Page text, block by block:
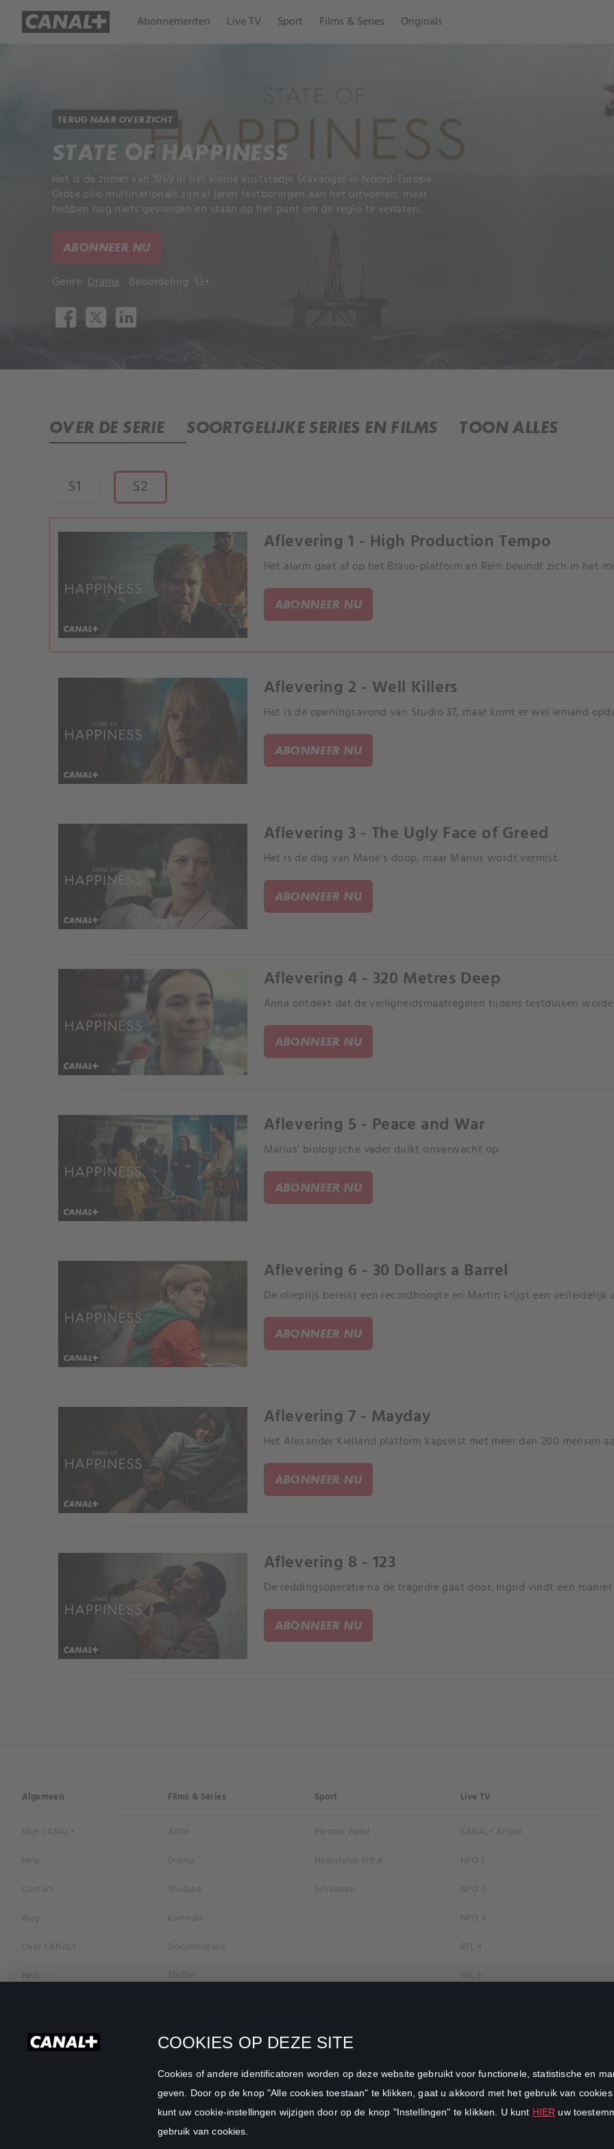
COOKIES OP DEZE SITE
Cookies of andere identificatoren worden op deze website gebruikt voor functionele, statistische en
geven. Door op de knop "Alle cookies toestaan" te klikken, gaat u akkoord met het gebruik van
kunt uw cookie-instellingen wijzigen door op de knop "Instellingen" te klikken. U kunt HIER uw
gebruik van cookies.
Abonnementen Live TV Sport Films & Series Originals
TERUG NAAR OVERZICHT
STATE OF HAPPINESS
Het is de zomer van 1969 in het kleine kuststadje Stavanger in Noord-Europa.
Grote olie-multinationals zijn al jaren testboringen aan het uitvoeren, maar
hebben nog niets gevonden en staan op het punt om de regio te verlaten.
ABONNEER NU
Genre: Drama Beoordeling: 12+
OVER DE SERIE SOORTGELIJKE SERIES EN FILMS TOON ALLES
S1 S2
Aflevering 1 - High Production Tempo
Het alarm gaat af op het Bravo-platform en Rein bevindt zich in het
ABONNEER NU
Aflevering 2 - Well Killers
Het is de openingsavond van Studio 37, maar komt er wel iemand
ABONNEER NU
Aflevering 3 - The Ugly Face of Greed
Het is de dag van Marie's doop, maar Marius wordt vermist.
ABONNEER NU
Aflevering 4 - 320 Metres Deep
Anna ontdekt dat de veiligheidsmaatregelen tijdens testduiken
ABONNEER NU
Aflevering 5 - Peace and War
Marius' biologische vader duikt onverwacht op.
ABONNEER NU
Aflevering 6 - 30 Dollars a Barrel
De olieprijs bereikt een recordhoogte en Martin krijgt een verleidelijk
ABONNEER NU
Aflevering 7 - Mayday
Het Alexander Kielland platform kapseist met meer dan 200 mensen
ABONNEER NU
Aflevering 8 - 123
De reddingsoperatie na de tragedie gaat door. Ingrid vindt een
ABONNEER NU
Algemeen
Mijn CANAL+
Help
Contact
Blog
Over CANAL+
Pers
Privacybeleid
Films & Series
Actie
Drama
Misdaad
Komedie
Documentaire
Thriller
Romantiek
Familie
Sport
Sport
Premier Padel
Nederlands elftal
Schaatsen
Live TV
CANAL+ Action
NPO 1
NPO 2
NPO 3
RTL 4
RTL 5
SBS6
Net5